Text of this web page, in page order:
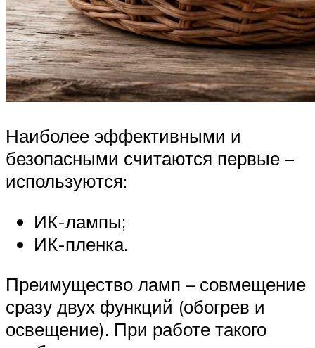
Наиболее эффективными и
безопасными считаются первые –
используются:
ИК-лампы;
ИК-пленка.
Преимущество ламп – совмещение
сразу двух функций (обогрев и
освещение). При работе такого